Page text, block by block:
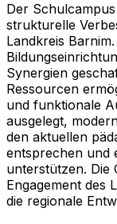
Der
strukturelle
Landkreis
Synergien
Ressourcen
und funktionale
ausgelegt,
den aktuellen
entsprechen und
unterstützen. Die
Engagement des
die regionale